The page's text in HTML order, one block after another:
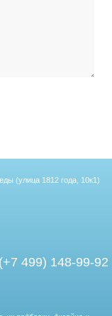
(улица 1812 года, 10к1)
(+7 499) 148-99-92